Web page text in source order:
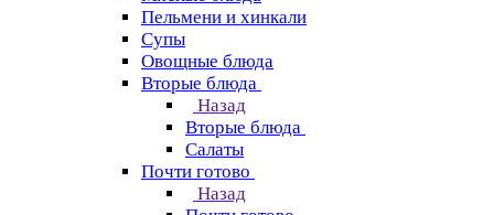
Пельмени и хинкали
Супы
Овощные блюда
Вторые блюда
Назад
Вторые блюда
Салаты
Почти готово
Назад